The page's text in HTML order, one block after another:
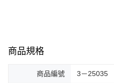
商品規格
商品編號 3－25035